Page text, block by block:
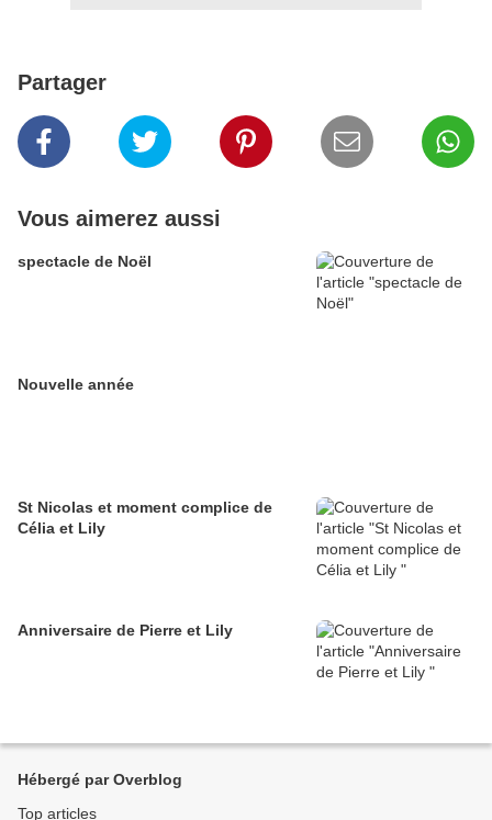
Partager
Vous aimerez aussi
spectacle de Noël
Nouvelle année
St Nicolas et moment complice de
Célia et Lily
Anniversaire de Pierre et Lily
Hébergé par Overblog
Top articles